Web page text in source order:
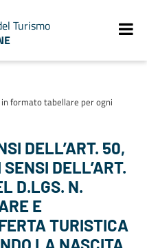
Turismo
formato tabellare per ogni
DELL’ART. 50,
DELL’ART.
D.LGS. N.
E
TURISTICA